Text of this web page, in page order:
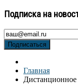
Подписка на
Подписаться
Главная
Дистанционное